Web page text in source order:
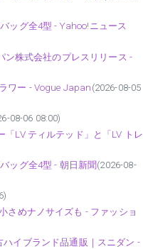
ッグ全4型 - Yahoo!ニュース
ン株式会社のプレスリリース -
ワー - Vogue Japan (2026-08-05
08-06 08:00)
LV ティルテッド」と「LV トレ
ッグ全4型 - 朝日新聞(2026-08-
さめナノサイズも - ファッショ
ハイブランド品通販｜スニダン -